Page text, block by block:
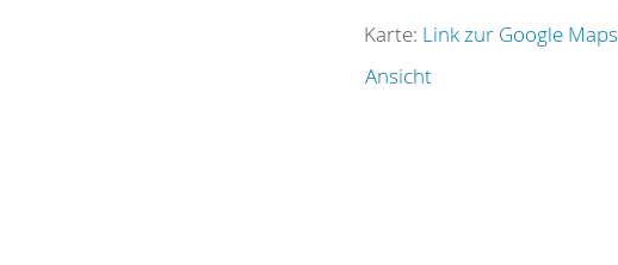
Karte: Link zur Google Maps
Ansicht